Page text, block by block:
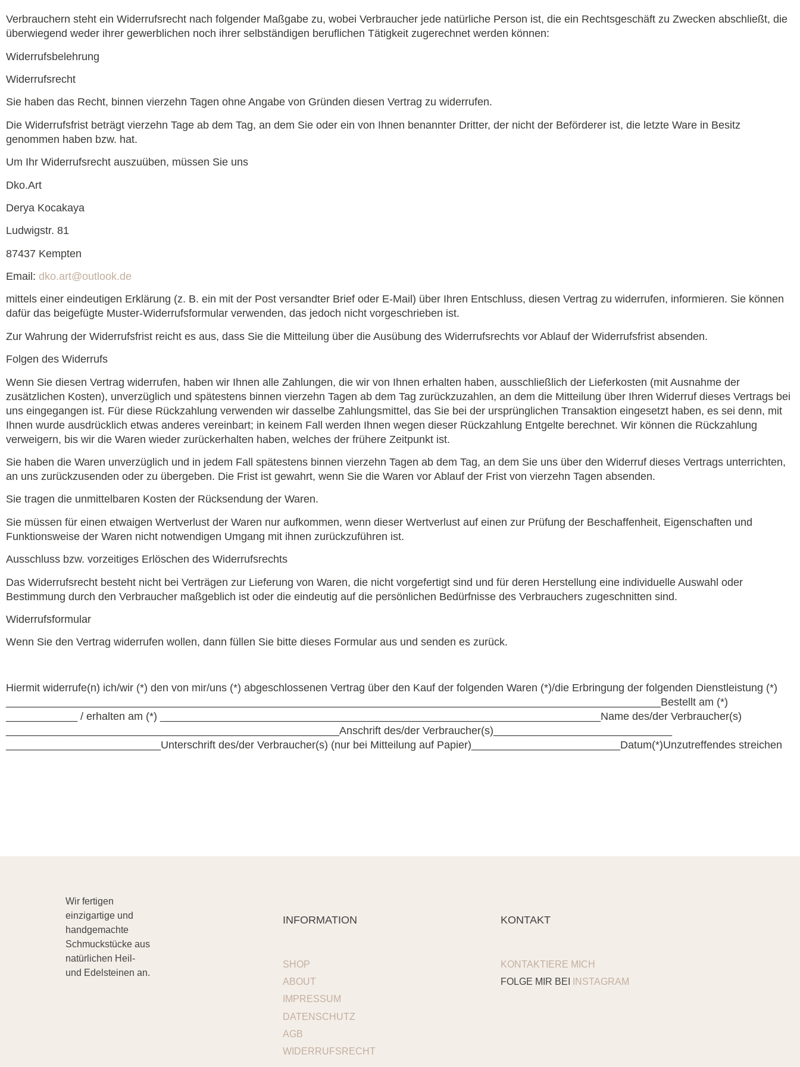
Verbrauchern steht ein Widerrufsrecht nach folgender Maßgabe zu, wobei Verbraucher jede natürliche Person ist, die ein Rechtsgeschäft zu Zwecken abschließt, die
überwiegend weder ihrer gewerblichen noch ihrer selbständigen beruflichen Tätigkeit zugerechnet werden können:
Widerrufsbelehrung
Widerrufsrecht
Sie haben das Recht, binnen vierzehn Tagen ohne Angabe von Gründen diesen Vertrag zu widerrufen.
Die Widerrufsfrist beträgt vierzehn Tage ab dem Tag, an dem Sie oder ein von Ihnen benannter Dritter, der nicht der Beförderer ist, die letzte Ware in Besitz
genommen haben bzw. hat.
Um Ihr Widerrufsrecht auszuüben, müssen Sie uns
Dko.Art
Derya Kocakaya
Ludwigstr. 81
87437 Kempten
Email: dko.art@outlook.de
mittels einer eindeutigen Erklärung (z. B. ein mit der Post versandter Brief oder E-Mail) über Ihren Entschluss, diesen Vertrag zu widerrufen, informieren. Sie können
dafür das beigefügte Muster-Widerrufsformular verwenden, das jedoch nicht vorgeschrieben ist.
Zur Wahrung der Widerrufsfrist reicht es aus, dass Sie die Mitteilung über die Ausübung des Widerrufsrechts vor Ablauf der Widerrufsfrist absenden.
Folgen des Widerrufs
Wenn Sie diesen Vertrag widerrufen, haben wir Ihnen alle Zahlungen, die wir von Ihnen erhalten haben, ausschließlich der Lieferkosten (mit Ausnahme der
zusätzlichen Kosten), unverzüglich und spätestens binnen vierzehn Tagen ab dem Tag zurückzuzahlen, an dem die Mitteilung über Ihren Widerruf dieses Vertrags bei
uns eingegangen ist. Für diese Rückzahlung verwenden wir dasselbe Zahlungsmittel, das Sie bei der ursprünglichen Transaktion eingesetzt haben, es sei denn, mit
Ihnen wurde ausdrücklich etwas anderes vereinbart; in keinem Fall werden Ihnen wegen dieser Rückzahlung Entgelte berechnet. Wir können die Rückzahlung
verweigern, bis wir die Waren wieder zurückerhalten haben, welches der frühere Zeitpunkt ist.
Sie haben die Waren unverzüglich und in jedem Fall spätestens binnen vierzehn Tagen ab dem Tag, an dem Sie uns über den Widerruf dieses Vertrags unterrichten,
an uns zurückzusenden oder zu übergeben. Die Frist ist gewahrt, wenn Sie die Waren vor Ablauf der Frist von vierzehn Tagen absenden.
Sie tragen die unmittelbaren Kosten der Rücksendung der Waren.
Sie müssen für einen etwaigen Wertverlust der Waren nur aufkommen, wenn dieser Wertverlust auf einen zur Prüfung der Beschaffenheit, Eigenschaften und
Funktionsweise der Waren nicht notwendigen Umgang mit ihnen zurückzuführen ist.
Ausschluss bzw. vorzeitiges Erlöschen des Widerrufsrechts
Das Widerrufsrecht besteht nicht bei Verträgen zur Lieferung von Waren, die nicht vorgefertigt sind und für deren Herstellung eine individuelle Auswahl oder
Bestimmung durch den Verbraucher maßgeblich ist oder die eindeutig auf die persönlichen Bedürfnisse des Verbrauchers zugeschnitten sind.
Widerrufsformular
Wenn Sie den Vertrag widerrufen wollen, dann füllen Sie bitte dieses Formular aus und senden es zurück.
Hiermit widerrufe(n) ich/wir (*) den von mir/uns (*) abgeschlossenen Vertrag über den Kauf der folgenden Waren (*)/die Erbringung der folgenden Dienstleistung (*)
____________________Bestellt am (*)
____________ / erhalten am (*) ______________________________
______________Name des/der Verbraucher(s)
__________________________Anschrift des/der Verbraucher(s)
__________________________Unterschrift des/der Verbraucher(s) (nur bei Mitteilung auf Papier) _________________________Datum(*)Unzutreffendes streichen
Wir fertigen
einzigartige und
handgemachte
Schmuckstücke aus
natürlichen Heil-
und Edelsteinen an.
INFORMATION
SHOP
ABOUT
IMPRESSUM
DATENSCHUTZ
AGB
WIDERRUFSRECHT
KONTAKT
KONTAKTIERE MICH
FOLGE MIR BEI
INSTAGRAM